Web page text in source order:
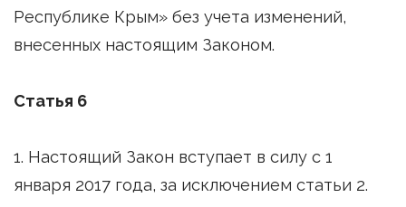
Республике Крым» без учета изменений,
внесенных настоящим Законом.
Статья 6
1. Настоящий Закон вступает в силу с 1
января 2017 года, за исключением статьи 2.